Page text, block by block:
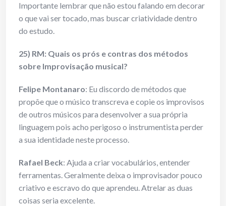
Importante lembrar que não estou falando em decorar
o que vai ser tocado, mas buscar criatividade dentro
do estudo.
25) RM: Quais os prós e contras dos métodos
sobre Improvisação musical?
Felipe Montanaro: Eu discordo de métodos que
propõe que o músico transcreva e copie os improvisos
de outros músicos para desenvolver a sua própria
linguagem pois acho perigoso o instrumentista perder
a sua identidade neste processo.
Rafael Beck: Ajuda a criar vocabulários, entender
ferramentas. Geralmente deixa o improvisador pouco
criativo e escravo do que aprendeu. Atrelar as duas
coisas seria excelente.